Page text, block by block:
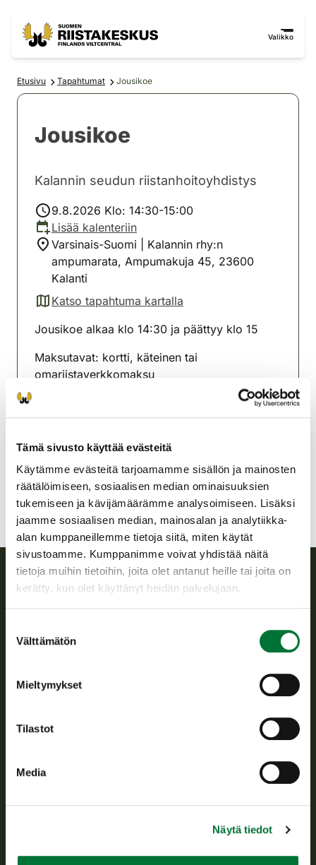
Tämä sivusto käyttää evästeitä
Käytämme evästeitä tarjoamamme sisällön ja mainosten
räätälöimiseen, sosiaalisen median ominaisuuksien
tukemiseen ja kävijämäärämme analysoimiseen. Lisäksi
jaamme sosiaalisen median, mainosalan ja analytiikka-
alan kumppaneillemme tietoja siitä, miten käytät
sivustoamme. Kumppanimme voivat yhdistää näitä
tietoja muihin tietoihin, joita olet antanut heille tai joita on
kerätty, kun olet käyttänyt heidän palvelujaan.
valinta
Välttämätön
Mieltymykset
Tilastot
Media
Näytä tiedot
Valikko
Etusivu Tapahtumat Jousikoe
Jousikoe
Kalannin seudun riistanhoitoyhdistys
9.8.2026 Klo: 14:30-15:00
Lisää kalenteriin
Varsinais-Suomi | Kalannin rhy:n
ampumarata, Ampumakuja 45, 23600
Kalanti
Katso tapahtuma kartalla
(avautuu uuteen välilehteen)
Jousikoe alkaa klo 14:30 ja päättyy klo 15
Maksutavat: kortti, käteinen tai
omariistaverkkomaksu
Kalannin seudun riistanhoitoyhdistys
0400239844
Suomen riistakeskus
Suomen riistakeskus edistää kestävää riistataloutta, tukee
riistanhoitoyhdistysten toimintaa ja huolehtii riistapolitiikan